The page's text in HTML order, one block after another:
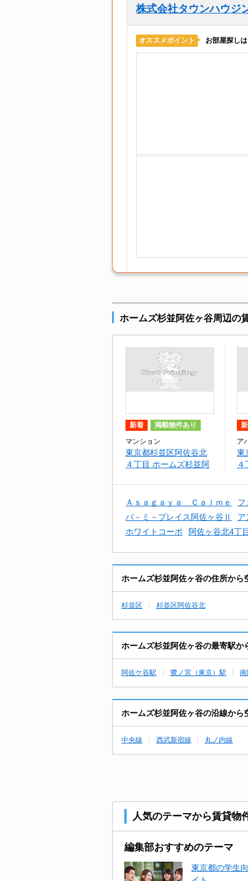
株式会社タウンハウジ
オススメポイント お部屋探し
ホームズ杉並阿佐ヶ谷周辺の
新着 掲載物件あり
マンション
東京都杉並区阿佐谷北
４丁目 ホームズ杉並阿
ア
東
Ａｓａｇａｙａ Ｃａｌｍｅ フ
バ－ミ－プレイス阿佐ヶ谷Ⅱ
ア
ホワイトコーポ
阿佐ヶ谷北4丁
ホームズ杉並阿佐ヶ谷の住所から
杉並区 杉並区阿佐谷北
ホームズ杉並阿佐ヶ谷の最寄駅か
阿佐ケ谷駅 鷺ノ宮（東京）駅 南
ホームズ杉並阿佐ヶ谷の沿線から
中央線 西武新宿線 丸ノ内線
人気のテーマから賃貸物
編集部おすすめのテーマ
東京都の学生